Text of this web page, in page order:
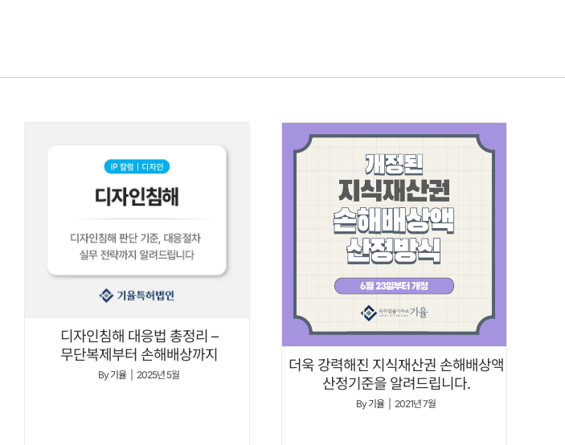
디자인침해 대응법 총정리 –
무단복제부터 손해배상까지
By기율 2025년 5월
더욱 강력해진 지식재산권 손해배상액
산정기준을 알려드립니다.
By기율 2021년 7월